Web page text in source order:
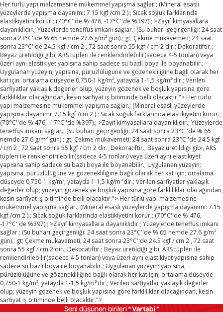
Her türlü yapı malzemesine mükemmel yapışma sağlar.; (Mineral esaslı
yüzeylerde yapışma dayanımı: 7.15 kgf /cm 2 ).; Sıcak soğuk farklarında
elastikiyetini korur.; (70°C''de % 476, -17°C''de %397).; >Zayıf kimyasallara
dayanıklıdır.; Yüzeylerde teneffüs imkanı sağlar.; (Su buharı geçirgenliği: 24 saat
sonra 23°C''de % 65 nemde 27.6 g/m² gün).; gt; Çekme mukavemeti; 24 saat
sonra 23°C''de 24.5 kgf / cm 2 , 72 saat sonra 55 kgf / cm 2 dir.; Dekoratiftir.;
Beyaz üretildiği gibi, ARS tüpleri ile renklendirilebilir(sadece 4-5 tonları) veya
üzeri aynı elastikiyet yapısına sahip sadece su bazlı boya ile boyanabilir.;
Uygulanan yüzeyin; yapısına, pürüzlülüğüne ve gözenekliliğine bağlı olarak her
kat için; ortalama düşeyde 0,750-1 kg/m², yatayda 1-1,5 kg/m²’dir.; Verilen
sarfiyatlar yaklaşık değerler olup; yüzeyin gözenek ve boşluk yapısına göre
farklılıklar olacağından, kesin sarfiyat iş bitiminde belli olacaktır."> Her türlü
yapı malzemesine mükemmel yapışma sağlar.; (Mineral esaslı yüzeylerde
yapışma dayanımı: 7.15 kgf /cm 2 ).; Sıcak soğuk farklarında elastikiyetini korur.;
(70°C''de % 476, -17°C''de %397).; >Zayıf kimyasallara dayanıklıdır.; Yüzeylerde
teneffüs imkanı sağlar.; (Su buharı geçirgenliği: 24 saat sonra 23°C''de % 65
nemde 27.6 g/m² gün).; gt; Çekme mukavemeti; 24 saat sonra 23°C''de 24.5 kgf
/ cm 2 , 72 saat sonra 55 kgf / cm 2 dir.; Dekoratiftir.; Beyaz üretildiği gibi, ARS
tüpleri ile renklendirilebilir(sadece 4-5 tonları) veya üzeri aynı elastikiyet
yapısına sahip sadece su bazlı boya ile boyanabilir.; Uygulanan yüzeyin;
yapısına, pürüzlülüğüne ve gözenekliliğine bağlı olarak her kat için; ortalama
düşeyde 0,750-1 kg/m², yatayda 1-1,5 kg/m²’dir.; Verilen sarfiyatlar yaklaşık
değerler olup; yüzeyin gözenek ve boşluk yapısına göre farklılıklar olacağından,
kesin sarfiyat iş bitiminde belli olacaktır."> Her türlü yapı malzemesine
mükemmel yapışma sağlar.; (Mineral esaslı yüzeylerde yapışma dayanımı: 7.15
kgf /cm 2 ).; Sıcak soğuk farklarında elastikiyetini korur.; (70°C''de % 476,
-17°C''de %397).; >Zayıf kimyasallara dayanıklıdır.; Yüzeylerde teneffüs imkanı
sağlar.; (Su buharı geçirgenliği: 24 saat sonra 23°C''de % 65 nemde 27.6 g/m²
gün).; gt; Çekme mukavemeti; 24 saat sonra 23°C''de 24.5 kgf / cm 2 , 72 saat
sonra 55 kgf / cm 2 dir.; Dekoratiftir.; Beyaz üretildiği gibi, ARS tüpleri ile
renklendirilebilir(sadece 4-5 tonları) veya üzeri aynı elastikiyet yapısına sahip
sadece su bazlı boya ile boyanabilir.; Uygulanan yüzeyin; yapısına,
pürüzlülüğüne ve gözenekliliğine bağlı olarak her kat için; ortalama düşeyde
0,750-1 kg/m², yatayda 1-1,5 kg/m²’dir.; Verilen sarfiyatlar yaklaşık değerler
olup; yüzeyin gözenek ve boşluk yapısına göre farklılıklar olacağından, kesin
sarfiyat iş bitiminde belli olacaktır.">